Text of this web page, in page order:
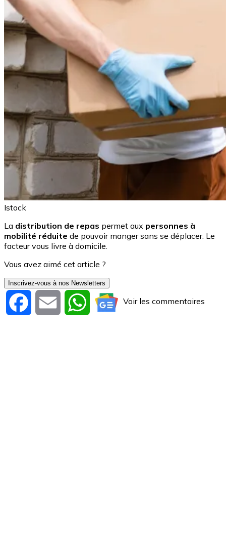
Istock
La distribution de repas permet aux personnes à
mobilité réduite de pouvoir manger sans se déplacer. Le
facteur vous livre à domicile.
Vous avez aimé cet article ?
Inscrivez-vous à nos Newsletters
Facebook Email WhatsAppVoir les commentaires